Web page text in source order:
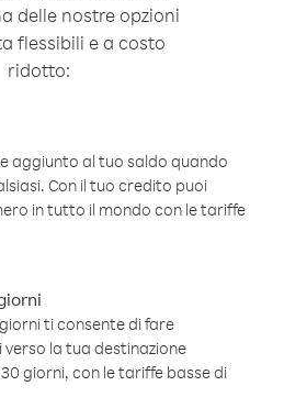
delle nostre opzioni
flessibili e a costo
ridotto:
aggiunto al tuo saldo quando
Con il tuo credito puoi
in tutto il mondo con le tariffe
ti consente di fare
la tua destinazione
giorni, con le tariffe basse di